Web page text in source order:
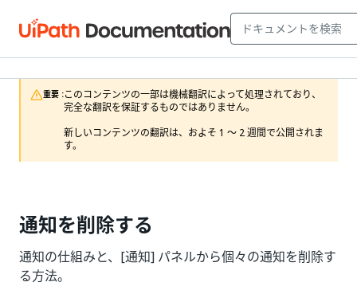
重要 :このコンテンツの一部は機械翻訳によって処理されており、
完全な翻訳を保証するものではありません。
新しいコンテンツの翻訳は、およそ 1 ～ 2 週間で公開されま
す。
通知を削除する
通知の仕組みと、[通知] パネルから個々の通知を削除す
る方法。